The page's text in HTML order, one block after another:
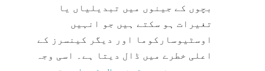
بچوں کے جینوں میں تبدیلیاں یا
تغیرات ہو سکتے ہیں جو انہیں
اوسٹیوسارکوما اور دیگر کینسرز کے
اعلی خطرے میں ڈال دیتا ہے۔ اسی وجہ